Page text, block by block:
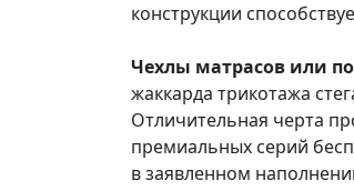
конструкции
Чехлы матрасов или
жаккарда трикотажа
Отличительная черта
премиальных серий
в заявленном